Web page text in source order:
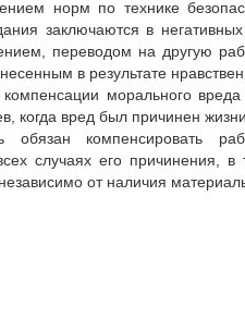
норм по технике
заключаются в
переводом на другую
в результате
компенсации морального
когда вред был причинен
обязан компенсировать
случаях его
от наличия